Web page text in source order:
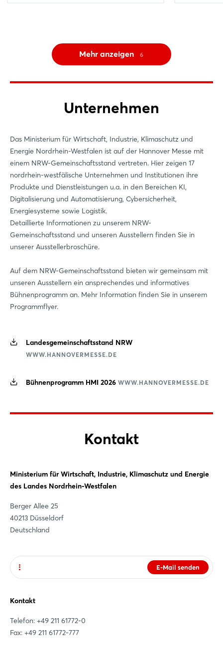
Mehr anzeigen 6
Mehr anzeigen 5
Mehr anzeigen 13
Unternehmen
Das Ministerium für Wirtschaft, Industrie, Klimaschutz und
Energie Nordrhein-Westfalen ist auf der Hannover Messe mit
einem NRW-Gemeinschaftsstand vertreten. Hier zeigen 17
nordrhein-westfälische Unternehmen und Institutionen ihre
Produkte und Dienstleistungen u.a. in den Bereichen KI,
Digitalisierung und Automatisierung, Cybersicherheit,
Energiesysteme sowie Logistik.
Detaillierte Informationen zu unserem NRW-
Gemeinschaftsstand und unseren Ausstellern finden Sie in
unserer Ausstellerbroschüre.
Auf dem NRW-Gemeinschaftsstand bieten wir gemeinsam mit
unseren Ausstellern ein ansprechendes und informatives
Bühnenprogramm an. Mehr Information finden Sie in unserem
Programmflyer.
Landesgemeinschaftsstand NRW
WWW.HANNOVERMESSE.DE
Bühnenprogramm HMI 2026 WWW.HANNOVERMESSE.DE
Kontakt
Ministerium für Wirtschaft, Industrie, Klimaschutz und Energie
des Landes Nordrhein-Westfalen
Berger Allee 25
40213 Düsseldorf
Deutschland
E-Mail senden
Kontakt
Telefon: +49 211 61772-0
Fax: +49 211 61772-777